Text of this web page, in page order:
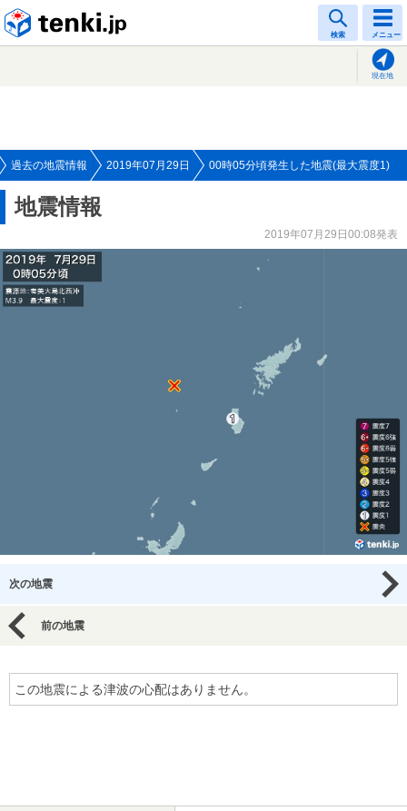
検索 メニュー
現在地
過去の地震情報 2019年07月29日 00時05分頃発生した地震(最大震度1)
地震情報
2019年07月29日00:08発表
次の地震
前の地震
この地震による津波の心配はありません。